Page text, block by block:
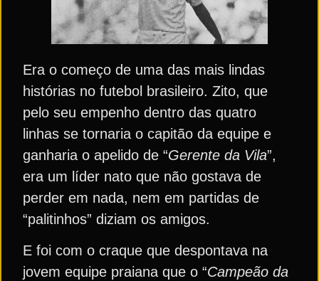
Era o começo de uma das mais lindas
histórias no futebol brasileiro. Zito, que
pelo seu empenho dentro das quatro
linhas se tornaria o capitão da equipe e
ganharia o apelido de “Gerente da Vila”,
era um líder nato que não gostava de
perder em nada, nem em partidas de
“palitinhos” diziam os amigos.
E foi com o craque que despontava na
jovem equipe praiana que o “Campeão da